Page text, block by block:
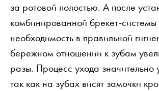
за ротовой полостью. А после
комбинированной брекет-системы
необходимость в правильной
бережном отношении к зубам
разы. Процесс ухода значительно
так как на зубах висят замочки